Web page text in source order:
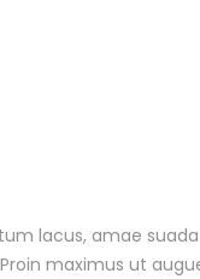
lacus, amae suada
maximus ut